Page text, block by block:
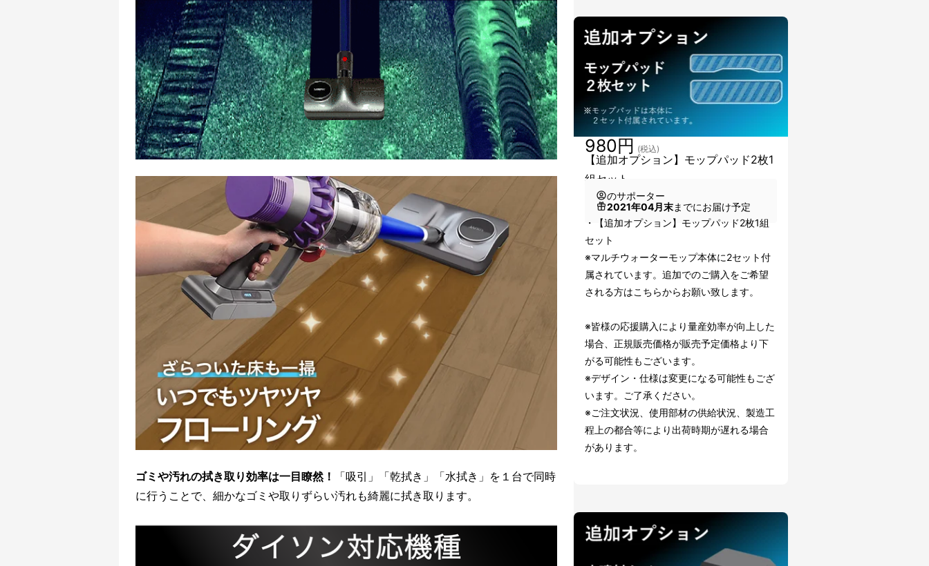
ゴミや汚れの拭き取り効率は一目瞭然！
「吸引」「乾拭き」「水拭き」を１台で同時
に行うことで、細かなゴミや取りずらい汚れも綺麗に拭き取ります。
【追加オプション】モップパッド2枚1
組セット
980円 (税込)
のサポーター
2021年04月末までにお届け予定
・【追加オプション】モップパッド2枚1組
セット
※マルチウォーターモップ本体に2セット付
属されています。追加でのご購入をご希望
される方はこちらからお願い致します。
※皆様の応援購入により量産効率が向上した
場合、正規販売価格が販売予定価格より下
がる可能性もございます。
※デザイン・仕様は変更になる可能性もござ
います。ご了承ください。
※ご注文状況、使用部材の供給状況、製造工
程上の都合等により出荷時期が遅れる場合
があります。